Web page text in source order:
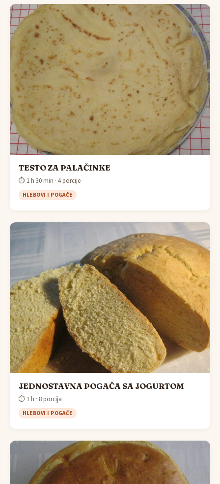
TESTO ZA PALAČINKE
⏱ 1 h 30 min · 4 porcije
HLEBOVI I POGAČE
JEDNOSTAVNA POGAČA SA JOGURTOM
⏱ 1 h · 8 porcija
HLEBOVI I POGAČE